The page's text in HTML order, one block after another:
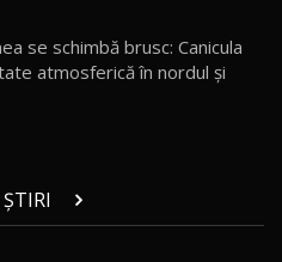
/ Test Drive AutoBlog.MD
Surf / Test Drive
se schimbă brusc: Canicula
atmosferică în nordul și